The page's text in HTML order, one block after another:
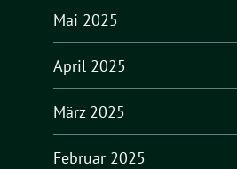
Mai 2025
April 2025
März 2025
Februar 2025